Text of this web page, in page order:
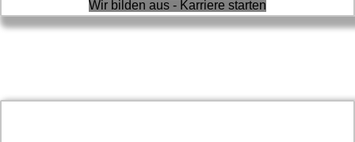
Wir bilden aus - Karriere starten